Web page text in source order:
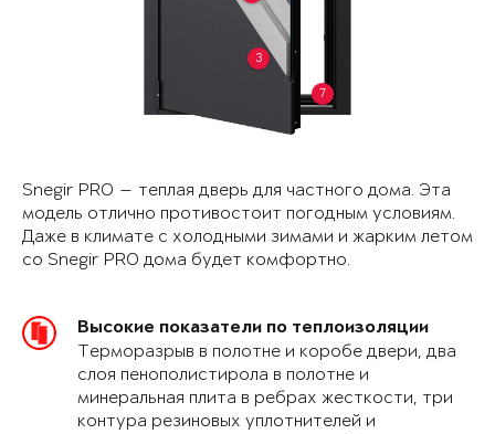
3
7
Snegir PRO — теплая дверь для частного дома. Эта
модель отлично противостоит погодным условиям.
Даже в климате с холодными зимами и жарким летом
со Snegir PRO дома будет комфортно.
Высокие показатели по теплоизоляции
Терморазрыв в полотне и коробе двери, два
слоя пенополистирола в полотне и
минеральная плита в ребрах жесткости, три
контура резиновых уплотнителей и